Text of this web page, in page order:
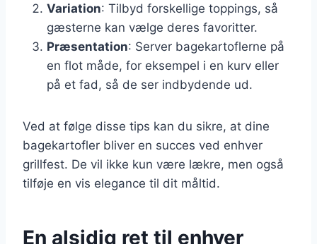
Variation: Tilbyd forskellige toppings, så
gæsterne kan vælge deres favoritter.
Præsentation: Server bagekartoflerne på
en flot måde, for eksempel i en kurv eller
på et fad, så de ser indbydende ud.
Ved at følge disse tips kan du sikre, at dine
bagekartofler bliver en succes ved enhver
grillfest. De vil ikke kun være lækre, men også
tilføje en vis elegance til dit måltid.
En alsidig ret til enhver